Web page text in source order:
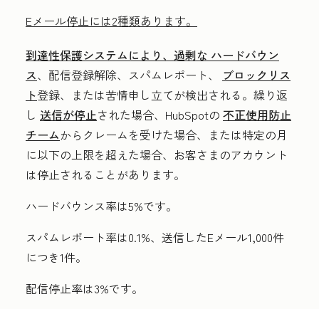
Eメール停止には2種類あります。
到達性保護システムにより、過剰な ハードバウン
ス、配信登録解除、スパムレポート、 ブロックリス
ト登録、または苦情申し立てが検出される。繰り返
し 送信が停止された場合、HubSpotの 不正使用防止
チームからクレームを受けた場合、または特定の月
に以下の上限を超えた場合、お客さまのアカウント
は停止されることがあります。
ハードバウンス率は5%です。
スパムレポート率は0.1%、送信したEメール1,000件
につき1件。
配信停止率は3%です。